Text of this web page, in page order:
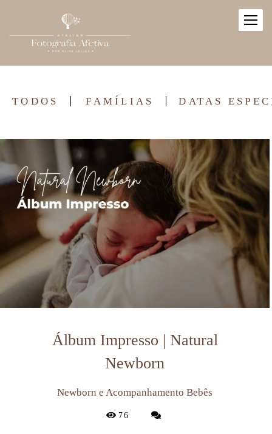
TODOS FAMÍLIAS DATAS
Álbum Impresso | Natural
Newborn
Newborn e Acompanhamento Bebês
76